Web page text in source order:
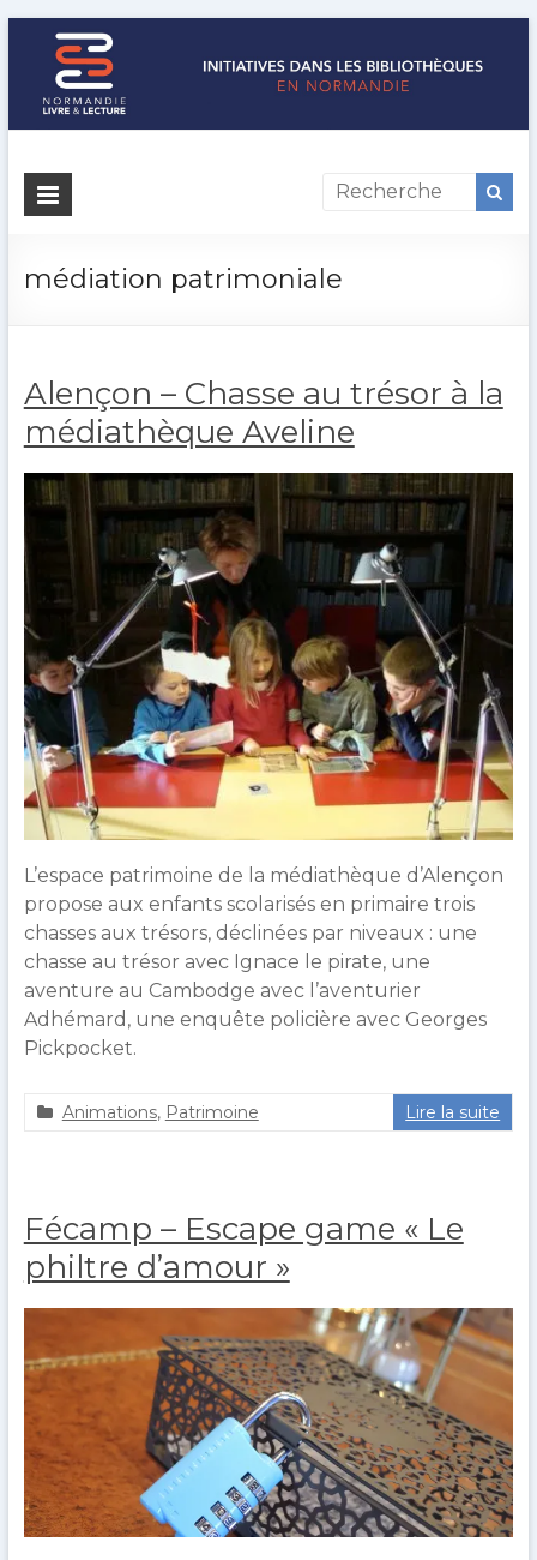
Initiatives
les
Normandie
Normandie
Livre
Lecture
initiatives
intéressantes
mises
en
place
dans
les
bibliothèques
médiation patrimoniale
Alençon – Chasse au trésor à la
médiathèque Aveline
L’espace patrimoine de la médiathèque d’Alençon
propose aux enfants scolarisés en primaire trois
chasses aux trésors, déclinées par niveaux : une
chasse au trésor avec Ignace le pirate, une
aventure au Cambodge avec l’aventurier
Adhémard, une enquête policière avec Georges
Pickpocket.
r
o
u
l
i
n
2
0
0
Animations, Patrimoine Lire la suite
Fécamp – Escape game « Le
philtre d’amour »